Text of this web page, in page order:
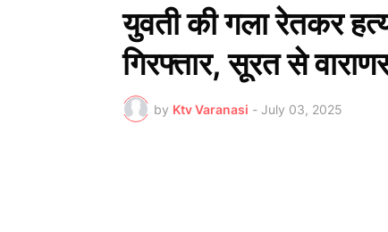
युवती की गला रेतकर
गिरफ्तार, सूरत से
by Ktv Varanasi - July 03, 2025